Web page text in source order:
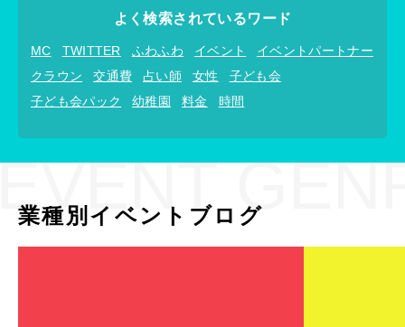
よく検索されているワード
MC TWITTER ふわふわ イベント
イベントパートナー
クラウン
交通費 占い師 女性
子ども会
子ども会パック
幼稚園 料金 時間
業種別イベントブログ